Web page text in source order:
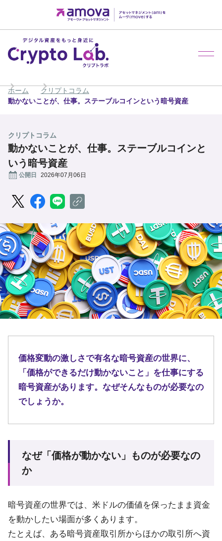
ホーム
クリプトコラム
動かないことが、仕事。ステーブルコインという暗号資産
クリプトコラム
動かないことが、仕事。ステーブルコインと
いう暗号資産
公開日 2026年07月06日
価格変動の激しさで有名な暗号資産の世界に、
「価格ができるだけ動かないこと」を仕事にする
暗号資産があります。なぜそんなものが必要なの
でしょうか。
なぜ「価格が動かない」ものが必要なの
か
暗号資産の世界では、米ドルの価値を保ったまま資金
を動かしたい場面が多くあります。
たとえば、ある暗号資産取引所からほかの取引所へ資